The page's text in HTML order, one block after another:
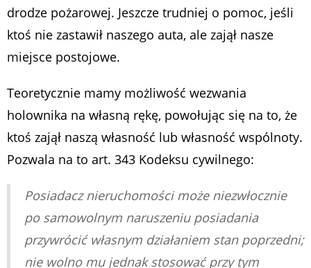
drodze pożarowej. Jeszcze trudniej o pomoc, jeśli
ktoś nie zastawił naszego auta, ale zajął nasze
miejsce postojowe.
Teoretycznie mamy możliwość wezwania
holownika na własną rękę, powołując się na to, że
ktoś zajął naszą własność lub własność wspólnoty.
Pozwala na to art. 343 Kodeksu cywilnego:
Posiadacz nieruchomości może niezwłocznie
po samowolnym naruszeniu posiadania
przywrócić własnym działaniem stan poprzedni;
nie wolno mu jednak stosować przy tym